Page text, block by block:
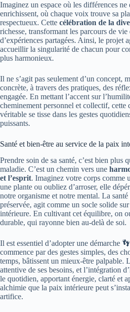
Imaginez un espace où les différences ne
enrichissent, où chaque voix trouve sa
respectueux. Cette célébration de la
richesse, transformant les parcours de
d’expériences partagées. Ainsi, le projet
accueillir la singularité de chacun pour
plus harmonieux.
Il ne s’agit pas seulement d’un concept,
concrète, à travers des pratiques, des
engagée. En mettant l’accent sur
cheminement personnel et collectif, cette
véritable se tisse dans les gestes
puissants.
Santé et bien-être au service de la paix
Prendre soin de sa santé, c’est bien plus
maladie. C’est un chemin vers une
et l’esprit. Imaginez votre corps comme
une plante ou oubliez d’arroser, elle
notre organisme et notre mental. La
préservée, agit comme un socle solide
intérieure. En cultivant cet équilibre, on
durable, qui rayonne bien au-delà de soi.
Il est essentiel d’adopter une démarche
commence par des gestes simples, des
temps, bâtissent un mieux-être palpable.
attentive de ses besoins, et l’intégration
le quotidien, apportant énergie, clarté et
alchimie que la paix intérieure peut
artifice.